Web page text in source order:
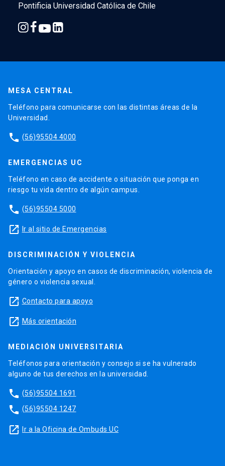
Pontificia Universidad Católica de Chile
MESA CENTRAL
Teléfono para comunicarse con las distintas áreas de la
Universidad.
phone (56)95504 4000
EMERGENCIAS UC
Teléfono en caso de accidente o situación que ponga en
riesgo tu vida dentro de algún campus.
phone (56)95504 5000
launch Ir al sitio de Emergencias
DISCRIMINACIÓN Y VIOLENCIA
Orientación y apoyo en casos de discriminación, violencia de
género o violencia sexual.
launch Contacto para apoyo
launch Más orientación
MEDIACIÓN UNIVERSITARIA
Teléfonos para orientación y consejo si se ha vulnerado
alguno de tus derechos en la universidad.
phone (56)95504 1691
phone (56)95504 1247
launch Ir a la Oficina de Ombuds UC